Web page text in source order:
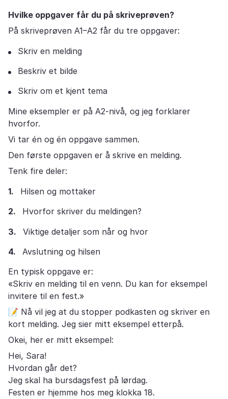
Hvilke oppgaver får du på skriveprøven?
På skriveprøven A1–A2 får du tre oppgaver:
Skriv en melding
Beskriv et bilde
Skriv om et kjent tema
Mine eksempler er på A2-nivå, og jeg forklarer
hvorfor.
Vi tar én og én oppgave sammen.
Den første oppgaven er å skrive en melding.
Tenk fire deler:
Hilsen og mottaker
Hvorfor skriver du meldingen?
Viktige detaljer som når og hvor
Avslutning og hilsen
En typisk oppgave er:
«Skriv en melding til en venn. Du kan for eksempel
invitere til en fest.»
📝 Nå vil jeg at du stopper podkasten og skriver en
kort melding. Jeg sier mitt eksempel etterpå.
Okei, her er mitt eksempel:
Hei, Sara!
Hvordan går det?
Jeg skal ha bursdagsfest på lørdag.
Festen er hjemme hos meg klokka 18.